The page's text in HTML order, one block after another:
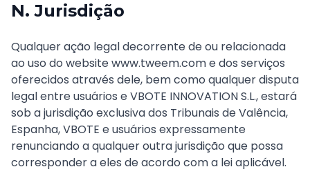
N. Jurisdição
Qualquer ação legal decorrente de ou relacionada
ao uso do website www.tweem.com e dos serviços
oferecidos através dele, bem como qualquer disputa
legal entre usuários e VBOTE INNOVATION S.L., estará
sob a jurisdição exclusiva dos Tribunais de Valência,
Espanha, VBOTE e usuários expressamente
renunciando a qualquer outra jurisdição que possa
corresponder a eles de acordo com a lei aplicável.